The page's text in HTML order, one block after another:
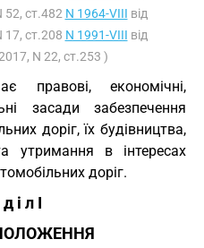
52, ст.482 N 1964-VIII від
ст.208 N 1991-VIII від
N 22, ст.253 )
правові, економічні,
засади забезпечення
доріг, їх будівництва,
утримання в інтересах
доріг.
і л I